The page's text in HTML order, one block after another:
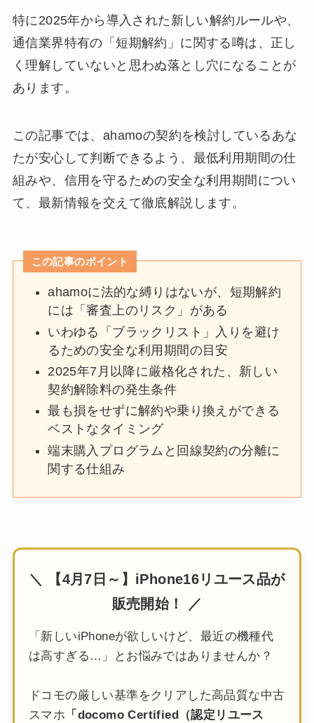
特に2025年から導入された新しい解約ルールや、
通信業界特有の「短期解約」に関する噂は、正し
く理解していないと思わぬ落とし穴になることが
あります。
この記事では、ahamoの契約を検討しているあな
たが安心して判断できるよう、最低利用期間の仕
組みや、信用を守るための安全な利用期間につい
て、最新情報を交えて徹底解説します。
この記事のポイント
ahamoに法的な縛りはないが、短期解約
には「審査上のリスク」がある
いわゆる「ブラックリスト」入りを避け
るための安全な利用期間の目安
2025年7月以降に厳格化された、新しい
契約解除料の発生条件
最も損をせずに解約や乗り換えができる
ベストなタイミング
端末購入プログラムと回線契約の分離に
関する仕組み
＼ 【4月7日～】iPhone16リユース品が
販売開始！ ／
「新しいiPhoneが欲しいけど、最近の機種代
は高すぎる…」とお悩みではありませんか？
ドコモの厳しい基準をクリアした高品質な中古
スマホ 「docomo Certified（認定リユース